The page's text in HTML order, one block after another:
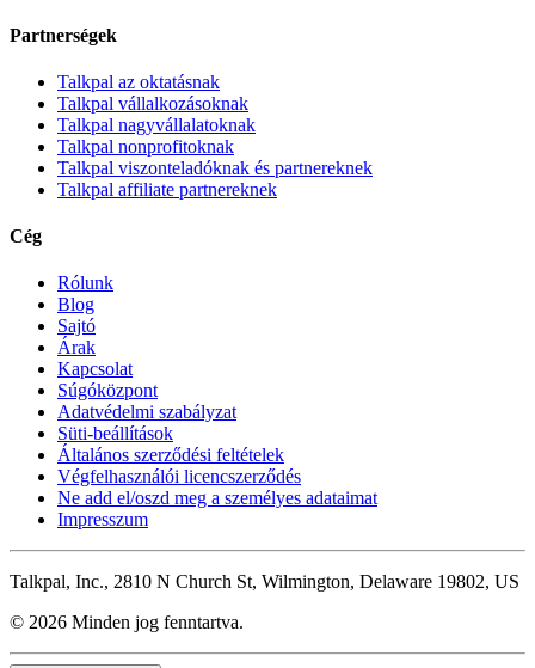
Partnerségek
Talkpal az oktatásnak
Talkpal vállalkozásoknak
Talkpal nagyvállalatoknak
Talkpal nonprofitoknak
Talkpal viszonteladóknak és partnereknek
Talkpal affiliate partnereknek
Cég
Rólunk
Blog
Sajtó
Árak
Kapcsolat
Súgóközpont
Adatvédelmi szabályzat
Süti-beállítások
Általános szerződési feltételek
Végfelhasználói licencszerződés
Ne add el/oszd meg a személyes adataimat
Impresszum
Talkpal, Inc., 2810 N Church St, Wilmington, Delaware 19802, US
© 2026 Minden jog fenntartva.